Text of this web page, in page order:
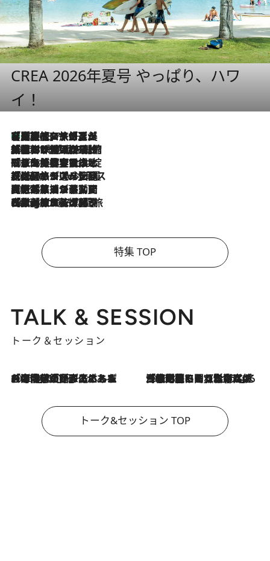
CREA 2026年夏号 やっぱり、ハワ
イ！
2026.8.7
【厳選旅コスメ】「多機能アイテムがメイン！」旅好き美容エディターが選んだ夏旅ベストコスメを発表【Mサイズジップ】
2026.8.6
「荷物が増えるほど旅ストレスは増す」美容ジャーナリストがたどり着いた最終結論。“化粧品を劇的に減らす”感動の凝縮美容とは
2026.8.6
「旅先には金髪ウィッグを持参」日本と同じメイクでは損してる!? 美容ジャーナリストが提案する“掟破りの旅美容”とは
2026.8.6
【厳選旅コスメ】「身軽さ＆UV対策重視！」ヘアアーティストshucoが選んだ夏旅ベストコスメを発表【Mサイズジップ】
2026.8.5
【厳選旅コスメ】国内をあちこち移動する河井菜摘が選んだ夏旅ベストコスメ発表！「リラックスアイテムはマスト」【Mサイズジップ】
2026.8.4
【厳選旅コスメ】「紫外線＆乾燥対策しながらメイク感も！」ヘア＆メイクGeorgeが選んだ夏旅ベストコスメを発表！【Mサイズジップ】
特集 TOP
TALK & SESSION
トーク＆セッション
2026.8.3
「今後値上げがあるとすれば…」「リスクがあるのは今年の冬」エネルギー専門家が語る、ホルムズ海峡封鎖が家庭にもたらす“ある心配” 2026.8.3
「住宅建てられない…」「サーチャージ料の高値が続いている」ホルムズ海峡封鎖による影響はいつまで続く？《エネルギー専門家に聞く“どうなる日本の暮らし”》
トーク&セッション TOP